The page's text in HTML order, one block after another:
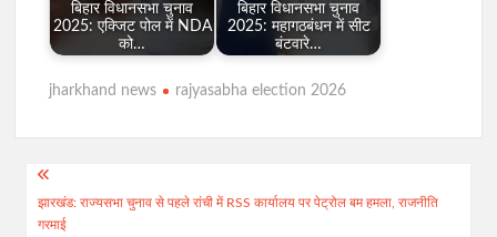
बिहार विधानसभा चुनाव
2025: एक्जिट पोल में NDA
को…
बिहार विधानसभा चुनाव
2025: महागठबंधन में सीट
बंटवारे…
jharkhand news rajyasabha election 2026
Post
navigation
झारखंड: राज्यसभा चुनाव से पहले रांची में RSS कार्यालय पर पेट्रोल बम हमला, राजनीति
गरमाई